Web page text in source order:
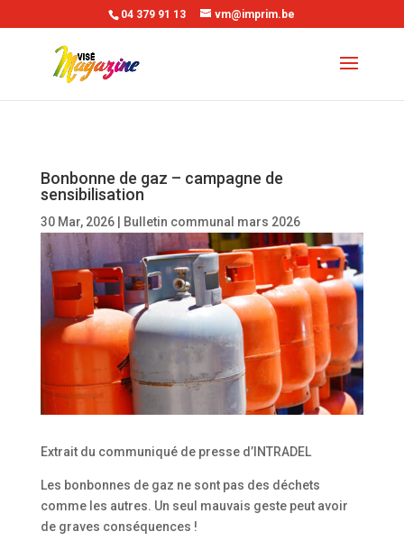
04 379 91 13 vm@imprim.be
Bonbonne de gaz – campagne de
sensibilisation
30 Mar, 2026| Bulletin communal mars 2026
Extrait du communiqué de presse d’INTRADEL
Les bonbonnes de gaz ne sont pas des déchets
comme les autres. Un seul mauvais geste peut avoir
de graves conséquences !